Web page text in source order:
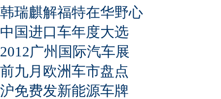
韩瑞麒解福特在华野心
中国进口车年度大选
2012广州国际汽车展
前九月欧洲车市盘点
沪免费发新能源车牌